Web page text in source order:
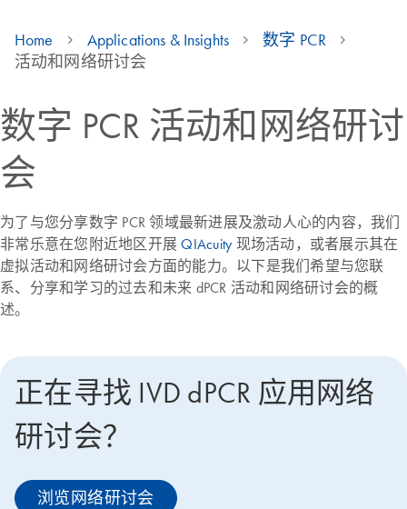
Home Applications & Insights
数字 PCR
活动和网络研讨会
数字 PCR 活动和网络研讨
会
为了与您分享数字 PCR 领域最新进展及激动人心的内容，我们
非常乐意在您附近地区开展QIAcuity 现场活动，或者展示其在
虚拟活动和网络研讨会方面的能力。以下是我们希望与您联
系、分享和学习的过去和未来 dPCR 活动和网络研讨会的概
述。
正在寻找 IVD dPCR 应用网络
研讨会？
浏览网络研讨会